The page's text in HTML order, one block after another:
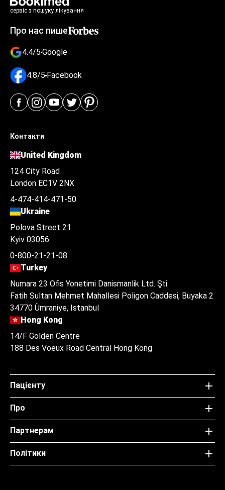
сервіс з пошуку лікування
Про нас пише
4.4/5 Google
4.8/5 Facebook
Контакти
United Kingdom
124 City Road
London EC1V 2NX
4-474-414-471-50
Ukraine
Polova Street 21
Kyiv 03056
0-800-21-21-08
Turkey
Numara 23 Ofis Yonetimi Danismanlik Ltd. Şti.
Fatih Sultan Mehmet Mahallesi Poligon Caddesi, Buyaka 2
34770 Ümraniye, Istanbul
Hong Kong
14/F Golden Centre
188 Des Voeux Road Central Hong Kong
Пацієнту
Про
Партнерам
Політики